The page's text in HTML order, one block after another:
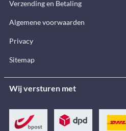
Verzending en Betaling
Algemene voorwaarden
Privacy
Sitemap
Wij versturen met